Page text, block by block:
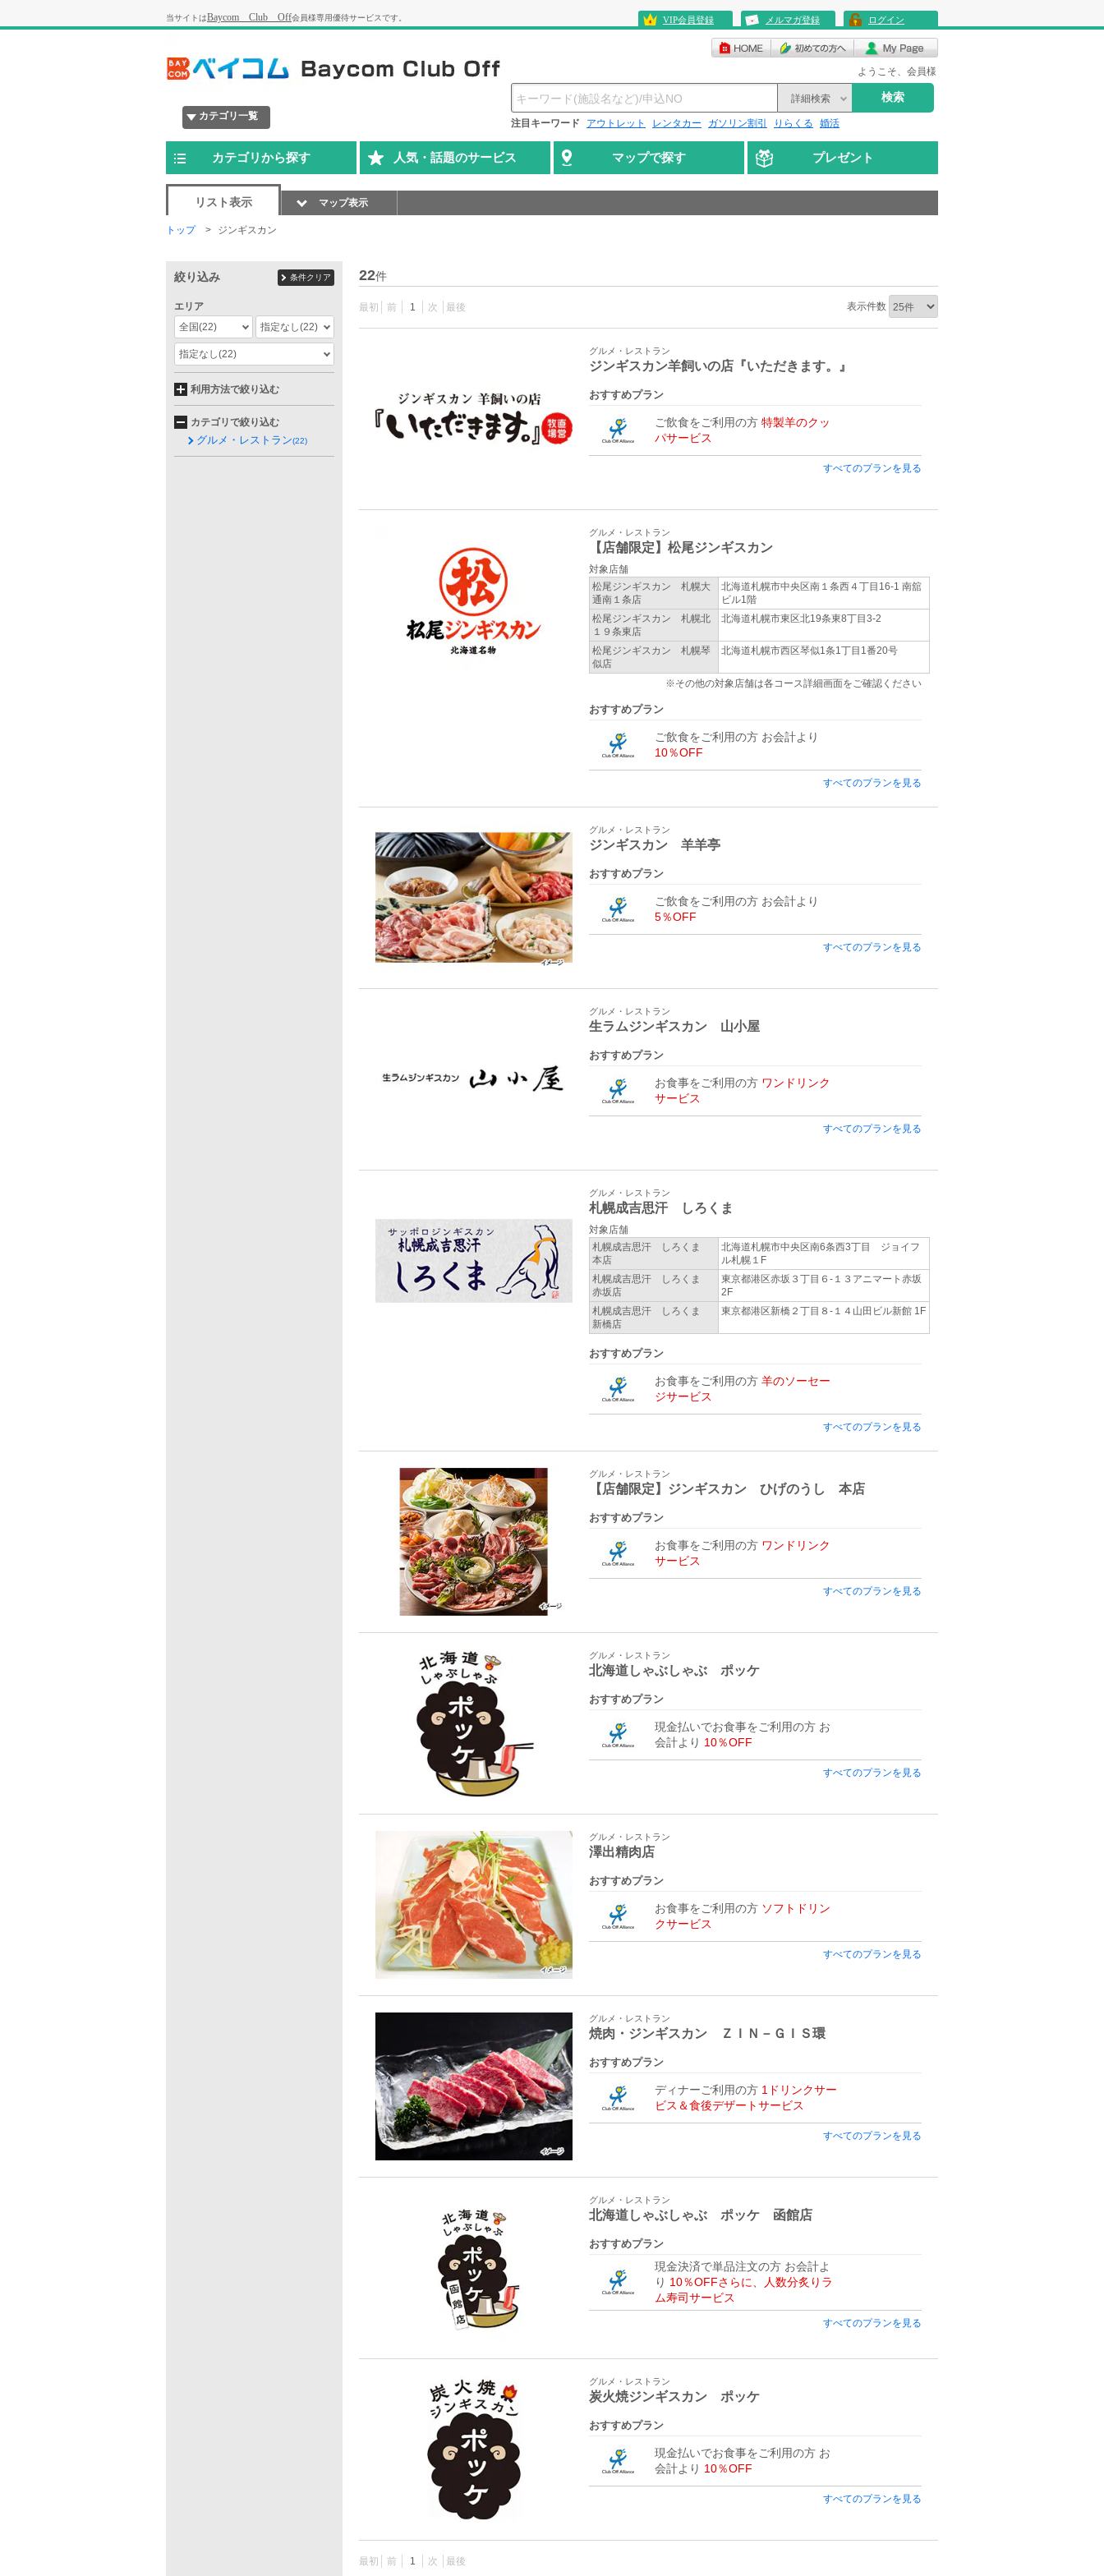
当サイトはBaycom Club Off会員様専用優待サービスです。 VIP会員登録 メルマガ登録 ログイン
ようこそ、会員様
カテゴリ一覧
詳細検索 検索
注目キーワード アウトレット レンタカー ガソリン割引 りらくる 婚活
カテゴリから探す 人気・話題のサービス マップで探す プレゼント
リスト表示 マップ表示
トップ ジンギスカン
22件
最初 前 1 次 最後 表示件数
グルメ・レストラン
ジンギスカン羊飼いの店『いただきます。』
おすすめプラン
ご飲食をご利用の方 特製羊のクッ
パサービス
すべてのプランを見る
グルメ・レストラン
【店舗限定】松尾ジンギスカン
対象店舗
松尾ジンギスカン 札幌大
通南１条店
北海道札幌市中央区南１条西４丁目16-1 南舘
ビル1階
松尾ジンギスカン 札幌北
１９条東店
北海道札幌市東区北19条東8丁目3‐2
松尾ジンギスカン 札幌琴
似店
北海道札幌市西区琴似1条1丁目1番20号
※その他の対象店舗は各コース詳細画面をご確認ください
おすすめプラン
ご飲食をご利用の方 お会計より
10％OFF
すべてのプランを見る
グルメ・レストラン
ジンギスカン 羊羊亭
おすすめプラン
ご飲食をご利用の方 お会計より
5％OFF
すべてのプランを見る
グルメ・レストラン
生ラムジンギスカン 山小屋
おすすめプラン
お食事をご利用の方 ワンドリンク
サービス
すべてのプランを見る
グルメ・レストラン
札幌成吉思汗 しろくま
対象店舗
札幌成吉思汗 しろくま
本店
北海道札幌市中央区南6条西3丁目 ジョイフ
ル札幌１F
札幌成吉思汗 しろくま
赤坂店
東京都港区赤坂３丁目６-１３アニマート赤坂
2F
札幌成吉思汗 しろくま
新橋店
東京都港区新橋２丁目８-１４山田ビル新館 1F
おすすめプラン
お食事をご利用の方 羊のソーセー
ジサービス
すべてのプランを見る
グルメ・レストラン
【店舗限定】ジンギスカン ひげのうし 本店
おすすめプラン
お食事をご利用の方 ワンドリンク
サービス
すべてのプランを見る
グルメ・レストラン
北海道しゃぶしゃぶ ポッケ
おすすめプラン
現金払いでお食事をご利用の方 お
会計より 10％OFF
すべてのプランを見る
グルメ・レストラン
澤出精肉店
おすすめプラン
お食事をご利用の方 ソフトドリン
クサービス
すべてのプランを見る
グルメ・レストラン
焼肉・ジンギスカン ＺＩＮ－ＧＩＳ環
おすすめプラン
ディナーご利用の方 1ドリンクサー
ビス＆食後デザートサービス
すべてのプランを見る
グルメ・レストラン
北海道しゃぶしゃぶ ポッケ 函館店
おすすめプラン
現金決済で単品注文の方 お会計よ
り 10％OFFさらに、人数分炙りラ
ム寿司サービス
すべてのプランを見る
グルメ・レストラン
炭火焼ジンギスカン ポッケ
おすすめプラン
現金払いでお食事をご利用の方 お
会計より 10％OFF
すべてのプランを見る
最初 前 1 次 最後
絞り込み 条件クリア
エリア
全国(22) 指定なし(22)
指定なし(22)
利用方法で絞り込む
カテゴリで絞り込む
グルメ・レストラン(22)